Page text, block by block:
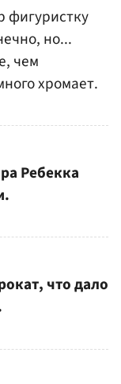
фигуристку
но...
чем
хромает.
Ребекка
что дало